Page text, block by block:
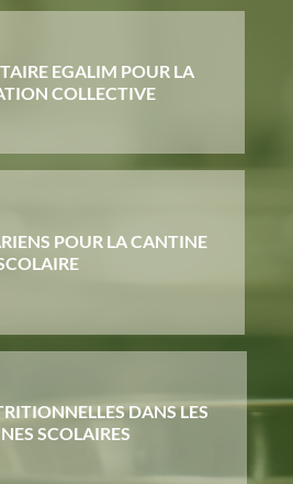
EGALIM POUR LA
COLLECTIVE
POUR LA CANTINE
DANS LES
SCOLAIRES